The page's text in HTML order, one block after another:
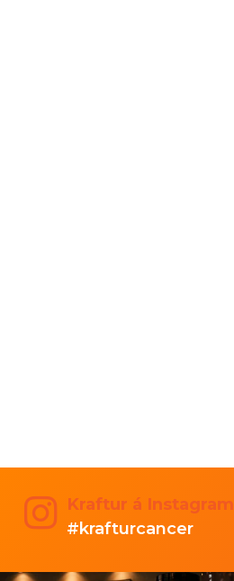
Kraftur á Instagram
#krafturcancer